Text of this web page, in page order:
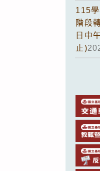
115
階段
日中
止)